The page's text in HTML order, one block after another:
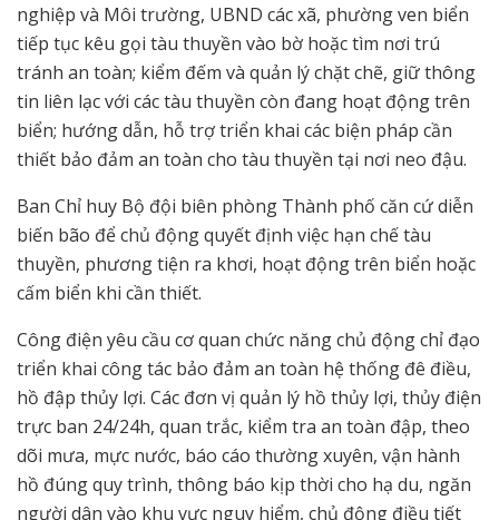
nghiệp và Môi trường, UBND các xã, phường ven biển
tiếp tục kêu gọi tàu thuyền vào bờ hoặc tìm nơi trú
tránh an toàn; kiểm đếm và quản lý chặt chẽ, giữ thông
tin liên lạc với các tàu thuyền còn đang hoạt động trên
biển; hướng dẫn, hỗ trợ triển khai các biện pháp cần
thiết bảo đảm an toàn cho tàu thuyền tại nơi neo đậu.
Ban Chỉ huy Bộ đội biên phòng Thành phố căn cứ diễn
biến bão để chủ động quyết định việc hạn chế tàu
thuyền, phương tiện ra khơi, hoạt động trên biển hoặc
cấm biển khi cần thiết.
Công điện yêu cầu cơ quan chức năng chủ động chỉ đạo
triển khai công tác bảo đảm an toàn hệ thống đê điều,
hồ đập thủy lợi. Các đơn vị quản lý hồ thủy lợi, thủy điện
trực ban 24/24h, quan trắc, kiểm tra an toàn đập, theo
dõi mưa, mực nước, báo cáo thường xuyên, vận hành
hồ đúng quy trình, thông báo kịp thời cho hạ du, ngăn
người dân vào khu vực nguy hiểm, chủ động điều tiết